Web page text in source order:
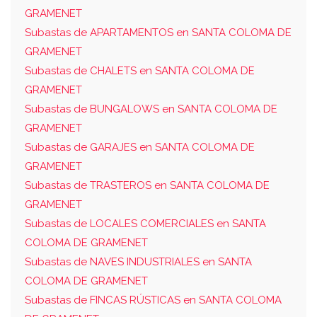
GRAMENET
Subastas de APARTAMENTOS en SANTA COLOMA DE
GRAMENET
Subastas de CHALETS en SANTA COLOMA DE
GRAMENET
Subastas de BUNGALOWS en SANTA COLOMA DE
GRAMENET
Subastas de GARAJES en SANTA COLOMA DE
GRAMENET
Subastas de TRASTEROS en SANTA COLOMA DE
GRAMENET
Subastas de LOCALES COMERCIALES en SANTA
COLOMA DE GRAMENET
Subastas de NAVES INDUSTRIALES en SANTA
COLOMA DE GRAMENET
Subastas de FINCAS RÚSTICAS en SANTA COLOMA